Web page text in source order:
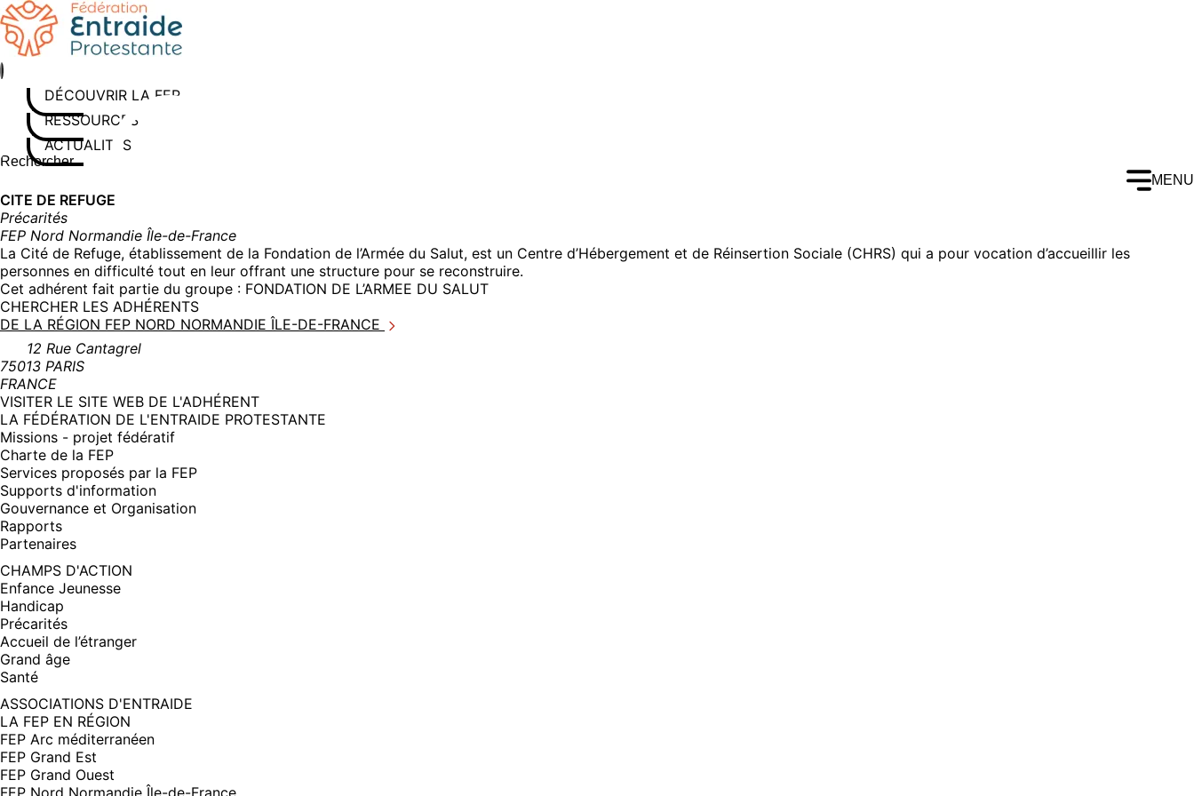
Aller
au
contenu
DÉCOUVRIR LA FEP
RESSOURCES
ACTUALITÉS
Rechercher sur le site
Saisissez au moins 3 caractères pour lancer la recherche
MENU
CITE DE REFUGE
Précarités
FEP Nord Normandie Île-de-France
La Cité de Refuge, établissement de la Fondation de l’Armée du Salut, est un Centre d’Hébergement et de Réinsertion Sociale (CHRS) qui a pour vocation d’accueillir les
personnes en difficulté tout en leur offrant une structure pour se reconstruire.
Cet adhérent fait partie du groupe : FONDATION DE L’ARMEE DU SALUT
CHERCHER LES ADHÉRENTS
DE LA RÉGION FEP NORD NORMANDIE ÎLE-DE-FRANCE
12 Rue Cantagrel
75013 PARIS
FRANCE
VISITER LE SITE WEB DE L'ADHÉRENT(NOUVELLE
FENÊTRE)
LA FÉDÉRATION DE L'ENTRAIDE PROTESTANTE
Missions - projet fédératif
Charte de la FEP
Services proposés par la FEP
Supports d'information
Gouvernance et Organisation
Rapports
Partenaires
CHAMPS D'ACTION
Enfance Jeunesse
Handicap
Précarités
Accueil de l’étranger
Grand âge
Santé
ASSOCIATIONS D'ENTRAIDE
LA FEP EN RÉGION
FEP Arc méditerranéen
FEP Grand Est
FEP Grand Ouest
FEP Nord Normandie Île-de-France